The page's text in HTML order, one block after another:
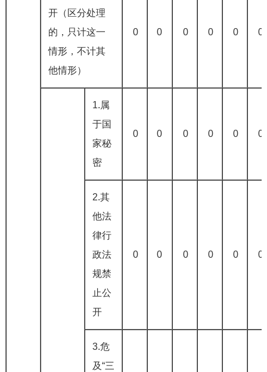
开（区分处理
的，只计这一
情形，不计其
他情形）
0 0 0 0 0 0
1.属
于国
家秘
密
0 0 0 0 0 0
2.其
他法
律行
政法
规禁
止公
开
0 0 0 0 0 0
3.危
及“三